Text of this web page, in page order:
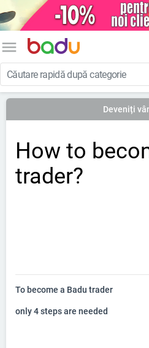
menu
Deveniți
How to
trader?
To become a Badu trader
only 4 steps are needed